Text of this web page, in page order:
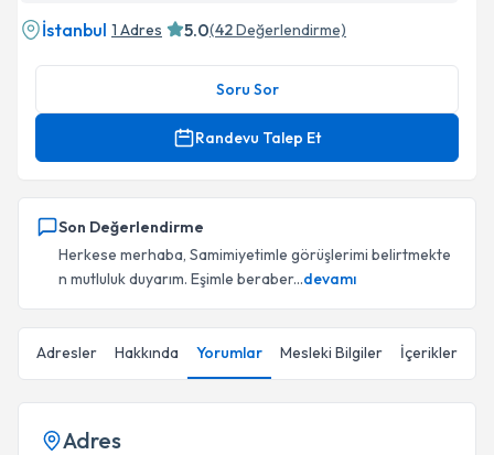
İstanbul 1 Adres 5.0(42Değerlendirme)
Soru Sor
Randevu Talep Et
Son Değerlendirme
Herkese merhaba, Samimiyetimle görüşlerimi belirtmekte
n mutluluk duyarım. Eşimle beraber...devamı
Adresler Hakkında Yorumlar Mesleki Bilgiler İçerikler
Adres